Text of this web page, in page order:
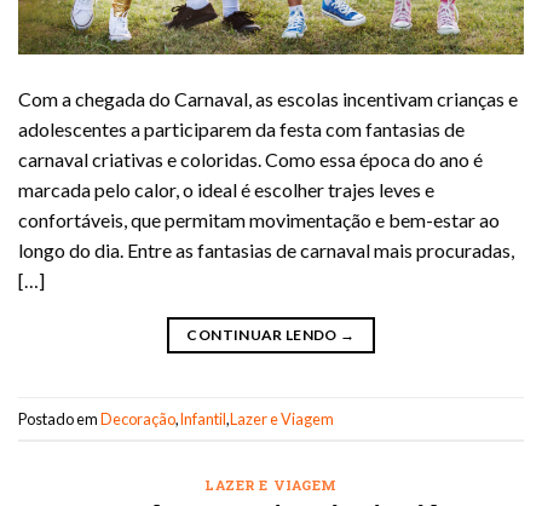
Com a chegada do Carnaval, as escolas incentivam crianças e
adolescentes a participarem da festa com fantasias de
carnaval criativas e coloridas. Como essa época do ano é
marcada pelo calor, o ideal é escolher trajes leves e
confortáveis, que permitam movimentação e bem-estar ao
longo do dia. Entre as fantasias de carnaval mais procuradas,
[…]
CONTINUAR LENDO →
Postado emDecoração,Infantil,Lazer e Viagem
LAZER E VIAGEM